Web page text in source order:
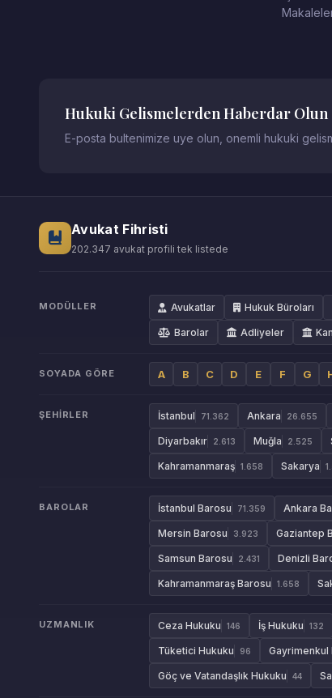
Hukuki Gelismelerden Haberdar Olun
E-posta bultenimize uye olun, onemli hukuki
Avukat Fihristi
202.347 avukat profili tek listede
MODÜLLER Avukatlar Hukuk Büroları
Barolar Adliyeler
SOYADA GÖRE A B C D E F G
ŞEHIRLER İstanbul 71.362 Ankara 26.655
Diyarbakır 2.613 Muğla 2.525
Kahramanmaraş 1.658 Sakarya
BAROLAR İstanbul Barosu 71.359 Ankara
Mersin Barosu 3.923 Gaziantep
Samsun Barosu 2.431 Denizli
Kahramanmaraş Barosu 1.658
UZMANLIK Ceza Hukuku 146 İş Hukuku 132
Tüketici Hukuku 96 Gayrimenkul
Göç ve Vatandaşlık Hukuku 44